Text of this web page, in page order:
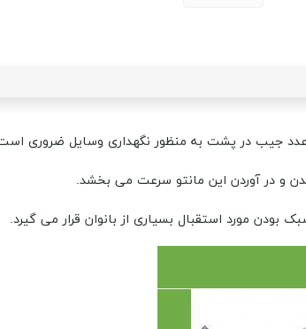
مورد استقبال بسیاری از بانوان قرار می گیرد.